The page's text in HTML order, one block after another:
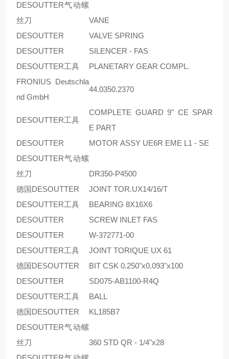
DESOUTTER气动螺
丝刀
VANE
DESOUTTER
VALVE SPRING
DESOUTTER
SILENCER - FAS
DESOUTTER工具
PLANETARY GEAR COMPL.
FRONIUS Deutschla
nd GmbH
44.0350.2370
DESOUTTER工具
COMPLETE GUARD 9" CE SPAR
E PART
DESOUTTER
MOTOR ASSY UE6R EME L1 - SE
DESOUTTER气动螺
丝刀
DR350-P4500
德国DESOUTTER
JOINT TOR.UX14/16/T
DESOUTTER工具
BEARING 8X16X6
DESOUTTER
SCREW INLET FAS
DESOUTTER
W-372771-00
DESOUTTER工具
JOINT TORIQUE UX 61
德国DESOUTTER
BIT CSK 0.250"x0.093"x100
DESOUTTER
SD075-AB1100-R4Q
DESOUTTER工具
BALL
德国DESOUTTER
KL185B7
DESOUTTER气动螺
丝刀
360 STD QR - 1/4"x28